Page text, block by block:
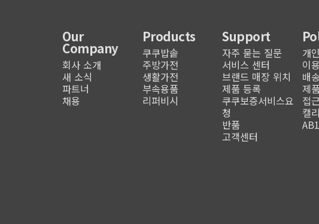
Our
Company
회사 소개
새 소식
파트너
채용
Products
쿠쿠밥솥
주방가전
생활가전
부속용품
리퍼비시
Support
자주 묻는 질문
서비스 센터
브랜드 매장 위치
제품 등록
쿠쿠보증서비스요
청
반품
고객센터
개
이
배
제
접
캘